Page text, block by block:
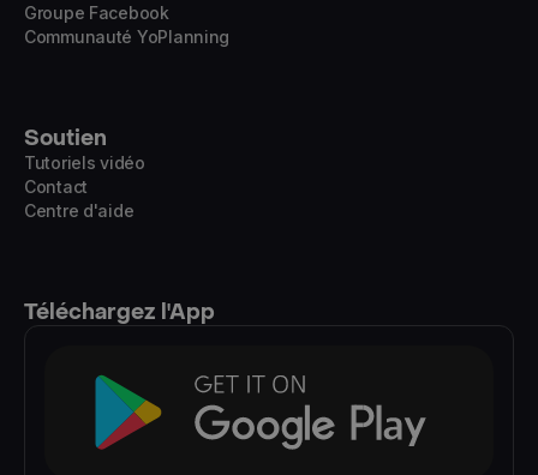
Groupe Facebook
Communauté YoPlanning
Soutien
Tutoriels vidéo
Contact
Centre d'aide
Téléchargez l'App